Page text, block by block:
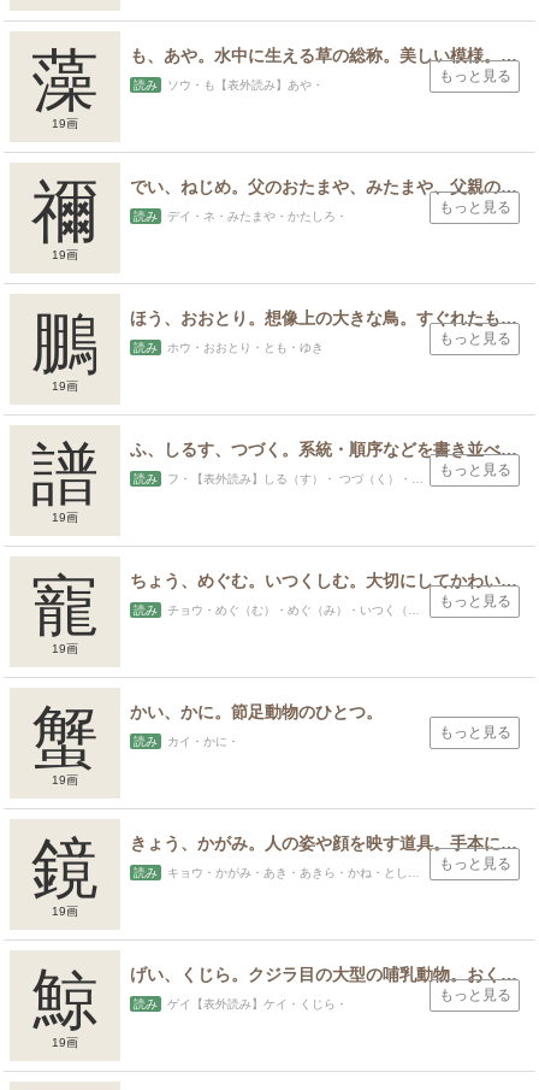
藻
19画
も、あや。水中に生える草の総称。美しい模様。模様をかく、かざる。
読み ソウ・も【表外読み】あや・
もっと見る
スポンサードリンク
禰
19画
でい、ねじめ。父のおたまや、みたまや、父親の霊廟、かたしろ、戦争に持っていく位牌
読み デイ・ネ・みたまや・かたしろ・
もっと見る
鵬
19画
ほう、おおとり。想像上の大きな鳥。すぐれたもののたとえ。
読み ホウ・おおとり・とも・ゆき
もっと見る
譜
19画
ふ、しるす、つづく。系統・順序などを書き並べたもの。系統や順序にしたがって書くこと。音楽の曲折を符号で記したもの。
読み フ・【表外読み】しる（す）・ つづ（く）・つぐ
もっと見る
寵
19画
ちょう、めぐむ。いつくしむ。大切にしてかわいがる。めぐみ。いつくしみ。お気に入りの家臣や女性。
読み チョウ・めぐ（む）・めぐ（み）・いつく（しむ）・うつくし・よし
もっと見る
蟹
19画
かい、かに。節足動物のひとつ。
読み カイ・かに・
もっと見る
鏡
19画
きょう、かがみ。人の姿や顔を映す道具。手本にする、参考にする、かんがみる。明らかな、明らかにする。レンズ、レンズを使った道具。
読み キョウ・かがみ・あき・あきら・かね・とし・み
もっと見る
鯨
19画
げい、くじら。クジラ目の大型の哺乳動物。おくじら。くじらの雄。雌のくじらは「鯢」。
読み ゲイ【表外読み】ケイ・くじら・
もっと見る